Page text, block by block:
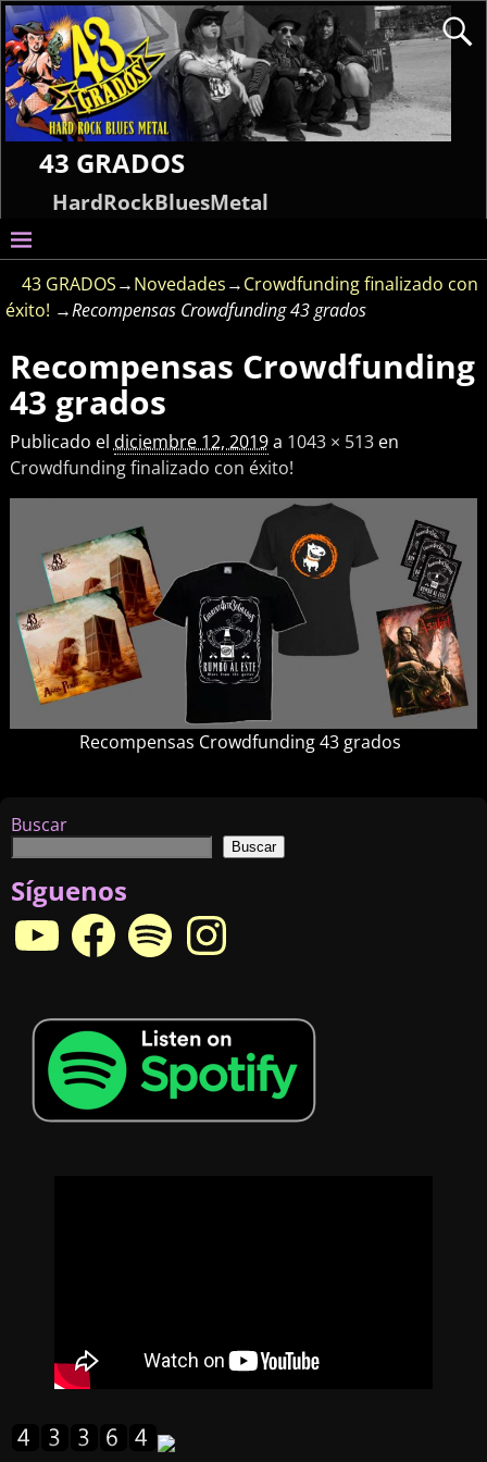
43 GRADOS
HardRockBluesMetal
43 GRADOS→Novedades→Crowdfunding finalizado con
éxito! →Recompensas Crowdfunding 43 grados
Navegador de imágenes
Recompensas Crowdfunding
43 grados
Publicado el diciembre 12, 2019a 1043 × 513en
Crowdfunding finalizado con éxito!
Recompensas Crowdfunding 43 grados
Navegador de imágenes
Buscar
Buscar
Síguenos